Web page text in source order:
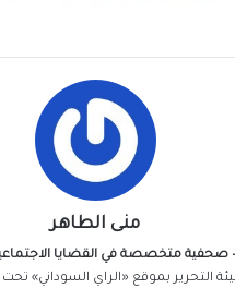
منى الطاهر
صحفية متخصصة في القضايا
التحرير بموقع «الراي السوداني»